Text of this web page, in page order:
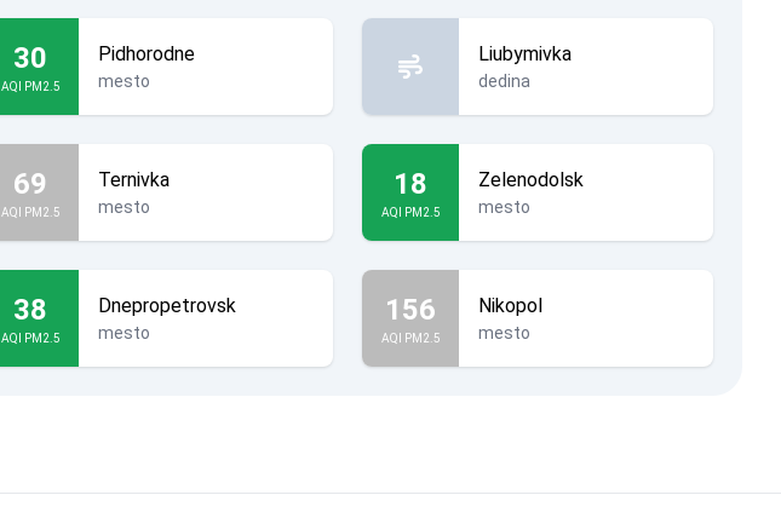
30
AQI PM2.5
Pidhorodne
mesto
Liubymivka
dedina
69
AQI PM2.5
Ternivka
mesto
18
AQI PM2.5
Zelenodolsk
mesto
38
AQI PM2.5
Dnepropetrovsk
mesto
156
AQI PM2.5
Nikopol
mesto